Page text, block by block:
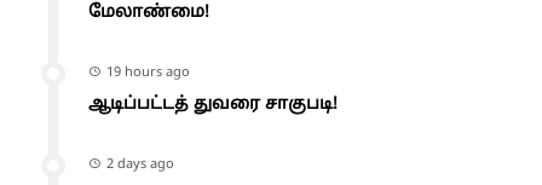
மேலாண்மை!
19 hours ago
ஆடிப்பட்டத் துவரை சாகுபடி!
2 days ago